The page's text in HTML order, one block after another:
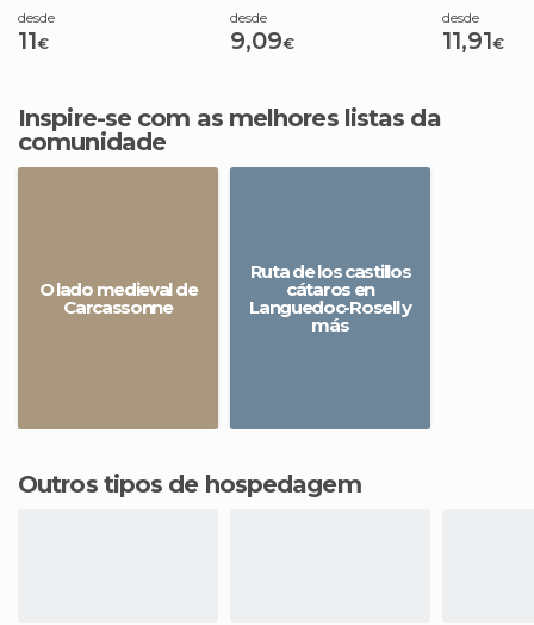
desde
11€
desde
9,09€
desde
11,91€
Inspire-se com as melhores listas da
comunidade
O lado medieval de
Carcassonne
Ruta de los castillos
cátaros en
Languedoc-Rosell y
más
Outros tipos de hospedagem